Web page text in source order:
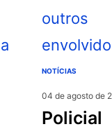
NOTÍCIAS
04 de agosto de
policial